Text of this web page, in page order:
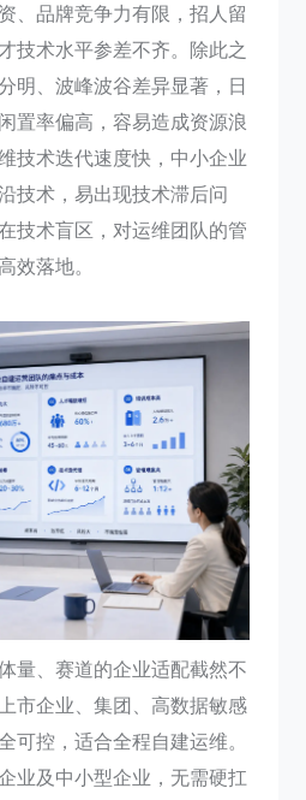
、品牌竞争力有限，招人留
技术水平参差不齐。除此之
明、波峰波谷差异显著，日
置率偏高，容易造成资源浪
技术迭代速度快，中小企业
技术，易出现技术滞后问
技术盲区，对运维团队的管
效落地。
量、赛道的企业适配截然不
市企业、集团、高数据敏感
可控，适合全程自建运维。
业及中小型企业，无需硬扛